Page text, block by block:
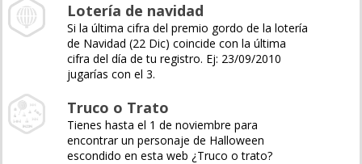
Lotería de navidad
Si la última cifra del premio gordo de la lotería
de Navidad (22 Dic) coincide con la última
cifra del día de tu registro. Ej: 23/09/2010
jugarías con el 3.
Truco o Trato
Tienes hasta el 1 de noviembre para
encontrar un personaje de Halloween
escondido en esta web ¿Truco o trato?